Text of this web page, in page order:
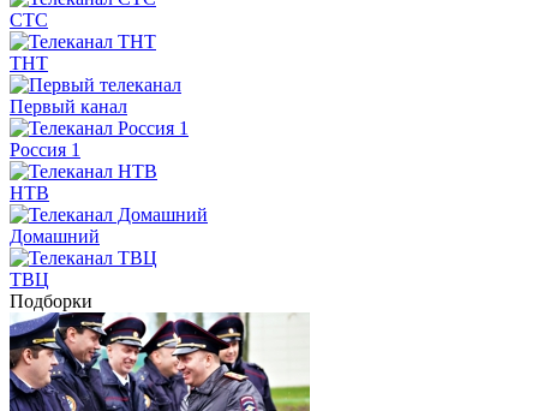
СТС
ТНТ
Первый канал
Россия 1
НТВ
Домашний
ТВЦ
Подборки